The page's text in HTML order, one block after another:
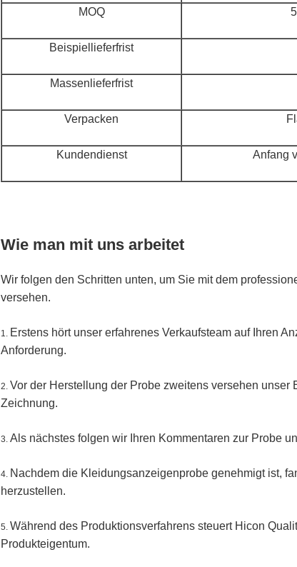
MOQ
Beispiellieferfrist
Massenlieferfrist
Verpacken
Kundendienst Anfang
Wie man mit uns arbeitet
Wir folgen den Schritten unten, um Sie mit dem
versehen.
1. Erstens hört unser erfahrenes Verkaufsteam auf Ihren
Anforderung.
2. Vor der Herstellung der Probe zweitens versehen unser
Zeichnung.
3. Als nächstes folgen wir Ihren Kommentaren zur Probe
4. Nachdem die Kleidungsanzeigenprobe genehmigt ist,
herzustellen.
5. Während des Produktionsverfahrens steuert Hicon
Produkteigentum.